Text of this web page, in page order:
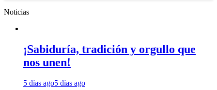
Noticias
¡Sabiduría, tradición y orgullo que
nos unen!
5 días ago5 días ago